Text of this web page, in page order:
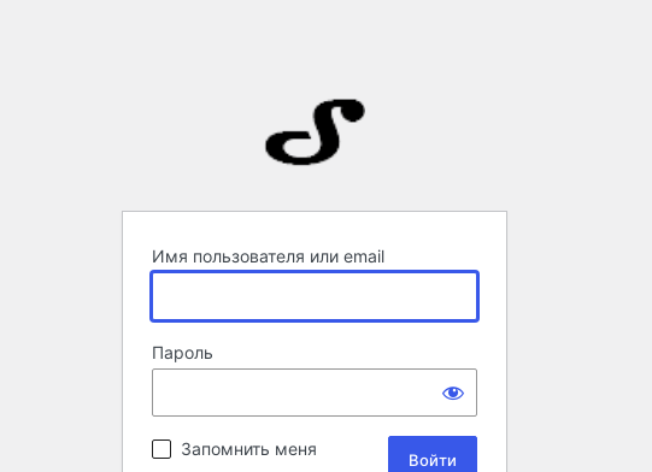
Имя пользователя или email
Пароль
Запомнить меня